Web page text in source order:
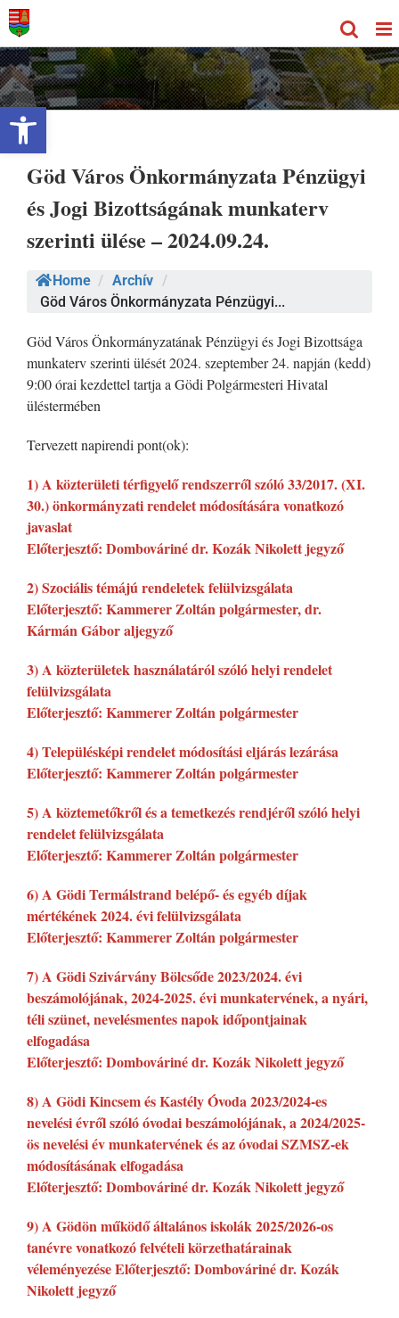
Eszköztár megnyitása
Kihagyás
Göd Város Önkormányzata Pénzügyi
és Jogi Bizottságának munkaterv
szerinti ülése – 2024.09.24.
Home / Archív /
Göd Város Önkormányzata Pénzügyi...
Göd Város Önkormányzatának Pénzügyi és Jogi Bizottsága
munkaterv szerinti ülését 2024. szeptember 24. napján (kedd)
9:00 órai kezdettel tartja a Gödi Polgármesteri Hivatal
üléstermében
Tervezett napirendi pont(ok):
1) A közterületi térfigyelő rendszerről szóló 33/2017. (XI.
30.) önkormányzati rendelet módosítására vonatkozó
javaslat
Előterjesztő: Dombováriné dr. Kozák Nikolett jegyző
2) Szociális témájú rendeletek felülvizsgálata
Előterjesztő: Kammerer Zoltán polgármester, dr.
Kármán Gábor aljegyző
3) A közterületek használatáról szóló helyi rendelet
felülvizsgálata
Előterjesztő: Kammerer Zoltán polgármester
4) Településképi rendelet módosítási eljárás lezárása
Előterjesztő: Kammerer Zoltán polgármester
5) A köztemetőkről és a temetkezés rendjéről szóló helyi
rendelet felülvizsgálata
Előterjesztő: Kammerer Zoltán polgármester
6) A Gödi Termálstrand belépő- és egyéb díjak
mértékének 2024. évi felülvizsgálata
Előterjesztő: Kammerer Zoltán polgármester
7) A Gödi Szivárvány Bölcsőde 2023/2024. évi
beszámolójának, 2024-2025. évi munkatervének, a nyári,
téli szünet, nevelésmentes napok időpontjainak
elfogadása
Előterjesztő: Dombováriné dr. Kozák Nikolett jegyző
8) A Gödi Kincsem és Kastély Óvoda 2023/2024-es
nevelési évről szóló óvodai beszámolójának, a 2024/2025-
ös nevelési év munkatervének és az óvodai SZMSZ-ek
módosításának elfogadása
Előterjesztő: Dombováriné dr. Kozák Nikolett jegyző
9) A Gödön működő általános iskolák 2025/2026-os
tanévre vonatkozó felvételi körzethatárainak
véleményezése Előterjesztő: Dombováriné dr. Kozák
Nikolett jegyző